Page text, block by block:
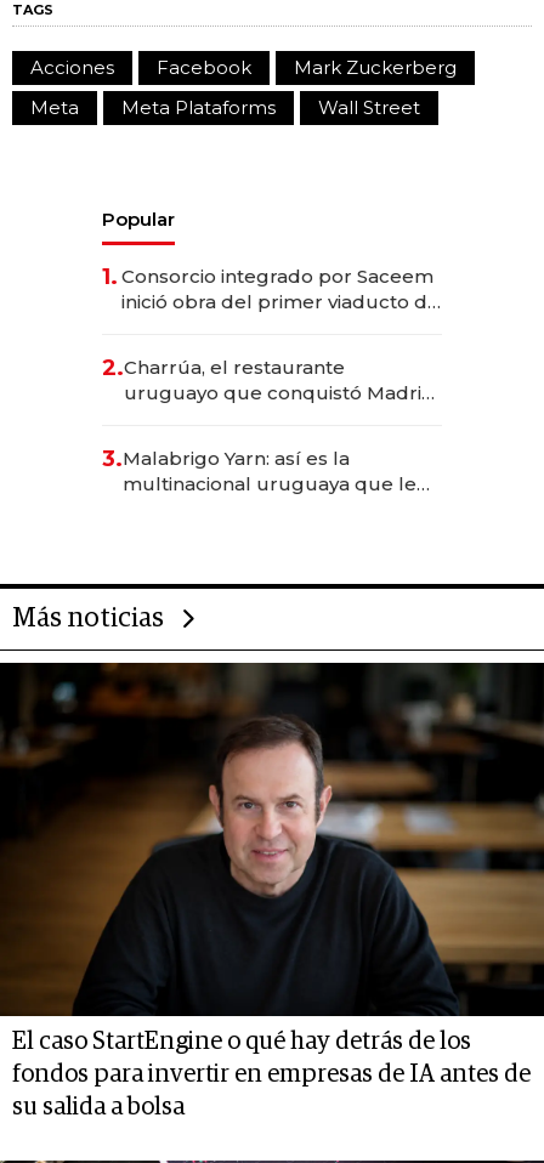
TAGS
Acciones Facebook
Mark Zuckerberg
Meta
Meta Plataforms Wall Street
Popular
1. Consorcio integrado por Saceem
inició obra del primer viaducto de
millones
2.Charrúa, el restaurante
uruguayo que conquistó Madrid:
anticipación y prepara apertura
3.Malabrigo Yarn: así es la
multinacional uruguaya que le
Más noticias
El caso StartEngine o qué hay detrás de los
fondos para invertir en empresas de IA antes de
su salida a bolsa